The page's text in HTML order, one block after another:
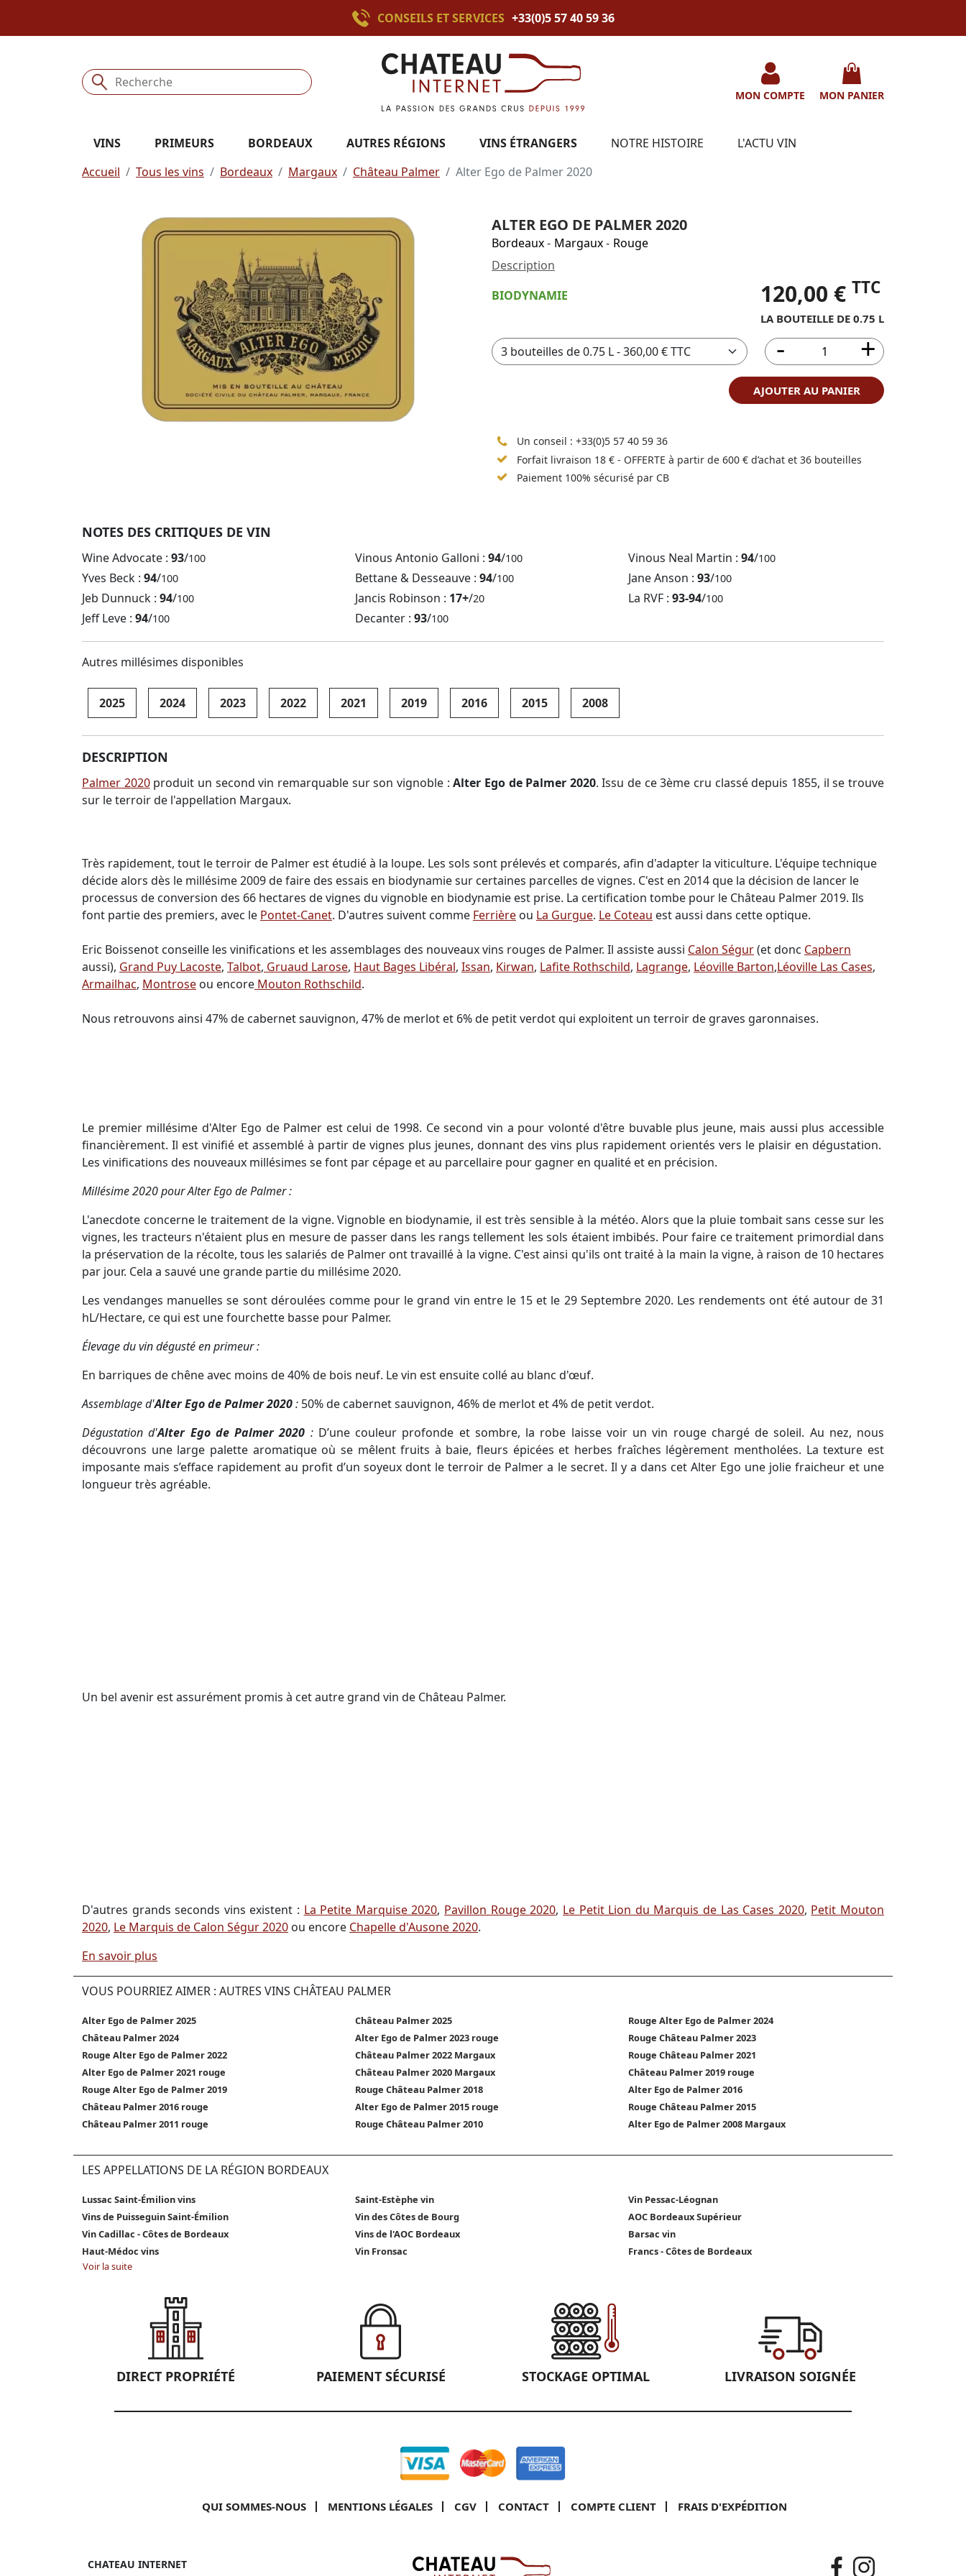
CONSEILS ET SERVICES +33(0)5 57 40 59 36
MON COMPTE MON PANIER
VINS PRIMEURS BORDEAUX AUTRES RÉGIONS VINS ÉTRANGERS NOTRE HISTOIRE
L'ACTU VIN
Accueil
Tous les vins Bordeaux Margaux Château Palmer Alter Ego de Palmer 2020
ALTER EGO DE PALMER 2020
Bordeaux- Margaux- Rouge
Description
120,00 € TTC
LA BOUTEILLE DE 0.75 L
BIODYNAMIE
AJOUTER AU PANIER
Un conseil : +33(0)5 57 40 59 36
Forfait livraison 18 € - OFFERTE à partir de 600 € d’achat et 36 bouteilles
Paiement 100% sécurisé par CB
NOTES DES CRITIQUES DE VIN
Wine Advocate : 93/100 Vinous Antonio Galloni : 94/100 Vinous Neal Martin : 94/100
Yves Beck : 94/100 Bettane & Desseauve : 94/100 Jane Anson : 93/100
Jeb Dunnuck : 94/100 Jancis Robinson : 17+/20 La RVF : 93-94/100
Jeff Leve : 94/100 Decanter : 93/100
Autres millésimes disponibles
2025 2024 2023 2022 2021 2019 2016 2015 2008
DESCRIPTION
Palmer 2020produit un second vin remarquable sur son vignoble :Alter Ego de Palmer 2020. Issu de ce 3ème cru classé depuis 1855, il se trouve
sur le terroir de l'appellation Margaux.
Très rapidement, tout le terroir de Palmer est étudié à la loupe. Les sols sont prélevés et comparés, afin d'adapter la viticulture. L'équipe technique
décide alors dès le millésime 2009 de faire des essais en biodynamie sur certaines parcelles de vignes. C'est en 2014 que la décision de lancer le
processus de conversion des 66 hectares de vignes du vignoble en biodynamie est prise. La certification tombe pour le Château Palmer 2019. Ils
font partie des premiers, avec le Pontet-Canet. D'autres suivent comme Ferrière ou La Gurgue. Le Coteau est aussi dans cette optique.
Eric Boissenot conseille les vinifications et les assemblages des nouveaux vins rouges de Palmer. Il assiste aussi Calon Ségur(et donc Capbern
aussi), Grand Puy Lacoste, Talbot, Gruaud Larose, Haut Bages Libéral, Issan, Kirwan, Lafite Rothschild, Lagrange, Léoville Barton,Léoville Las Cases,
Armailhac, Montrose ou encore Mouton Rothschild.
Nous retrouvons ainsi 47% de cabernet sauvignon, 47% de merlot et 6% de petit verdot qui exploitent un terroir de graves garonnaises.
Le premier millésime d'Alter Ego de Palmer est celui de 1998. Ce second vin a pour volonté d'être buvable plus jeune, mais aussi plus accessible
financièrement. Il est vinifié et assemblé à partir de vignes plus jeunes, donnant des vins plus rapidement orientés vers le plaisir en dégustation.
Les vinifications des nouveaux millésimes se font par cépage et au parcellaire pour gagner en qualité et en précision.
Millésime 2020 pour Alter Ego de Palmer :
L'anecdote concerne le traitement de la vigne. Vignoble en biodynamie, il est très sensible à la météo. Alors que la pluie tombait sans cesse sur les
vignes, les tracteurs n'étaient plus en mesure de passer dans les rangs tellement les sols étaient imbibés. Pour faire ce traitement primordial dans
la préservation de la récolte, tous les salariés de Palmer ont travaillé à la vigne. C'est ainsi qu'ils ont traité à la main la vigne, à raison de 10 hectares
par jour. Cela a sauvé une grande partie du millésime 2020.
Les vendanges manuelles se sont déroulées comme pour le grand vin entre le 15 et le 29 Septembre 2020. Les rendements ont été autour de 31
hL/Hectare, ce qui est une fourchette basse pour Palmer.
Élevage du vin dégusté en primeur :
En barriques de chêne avec moins de 40% de bois neuf. Le vin est ensuite collé au blanc d'œuf.
Assemblage d'Alter Ego de Palmer 2020: 50% de cabernet sauvignon, 46% de merlot et 4% de petit verdot.
Dégustation d'Alter Ego de Palmer 2020 : D’une couleur profonde et sombre, la robe laisse voir un vin rouge chargé de soleil. Au nez, nous
découvrons une large palette aromatique où se mêlent fruits à baie, fleurs épicées et herbes fraîches légèrement mentholées. La texture est
imposante mais s’efface rapidement au profit d’un soyeux dont le terroir de Palmer a le secret. Il y a dans cet Alter Ego une jolie fraicheur et une
longueur très agréable.
Un bel avenir est assurément promis à cet autre grand vin de Château Palmer.
D'autres grands seconds vins existent : La Petite Marquise 2020, Pavillon Rouge 2020, Le Petit Lion du Marquis de Las Cases 2020, Petit Mouton
2020, Le Marquis de Calon Ségur 2020 ou encore Chapelle d'Ausone 2020.
En savoir plus
VOUS POURRIEZ AIMER : AUTRES VINS CHÂTEAU PALMER
Alter Ego de Palmer 2025 Château Palmer 2025
Rouge Alter Ego de Palmer 2024
Château Palmer 2024
Alter Ego de Palmer 2023 rouge
Rouge Château Palmer 2023
Rouge Alter Ego de Palmer 2022
Château Palmer 2022 Margaux
Rouge Château Palmer 2021
Alter Ego de Palmer 2021 rouge
Château Palmer 2020 Margaux
Château Palmer 2019 rouge
Rouge Alter Ego de Palmer 2019
Rouge Château Palmer 2018
Alter Ego de Palmer 2016
Château Palmer 2016 rouge
Alter Ego de Palmer 2015 rouge
Rouge Château Palmer 2015
Château Palmer 2011 rouge
Rouge Château Palmer 2010 Alter Ego de Palmer 2008 Margaux
LES APPELLATIONS DE LA RÉGION BORDEAUX
Lussac Saint-Émilion vins Saint-Estèphe vin
Vin Pessac-Léognan
Vins de Puisseguin Saint-Émilion
Vin des Côtes de Bourg
AOC Bordeaux Supérieur
Vin Cadillac - Côtes de Bordeaux
Vins de l'AOC Bordeaux
Barsac vin
Haut-Médoc vins
Vin Fronsac
Francs - Côtes de Bordeaux
Voir la suite
DIRECT PROPRIÉTÉ PAIEMENT SÉCURISÉ STOCKAGE OPTIMAL LIVRAISON SOIGNÉE
QUI SOMMES-NOUS MENTIONS LÉGALES CGV CONTACT COMPTE CLIENT FRAIS D'EXPÉDITION
CHATEAU INTERNET